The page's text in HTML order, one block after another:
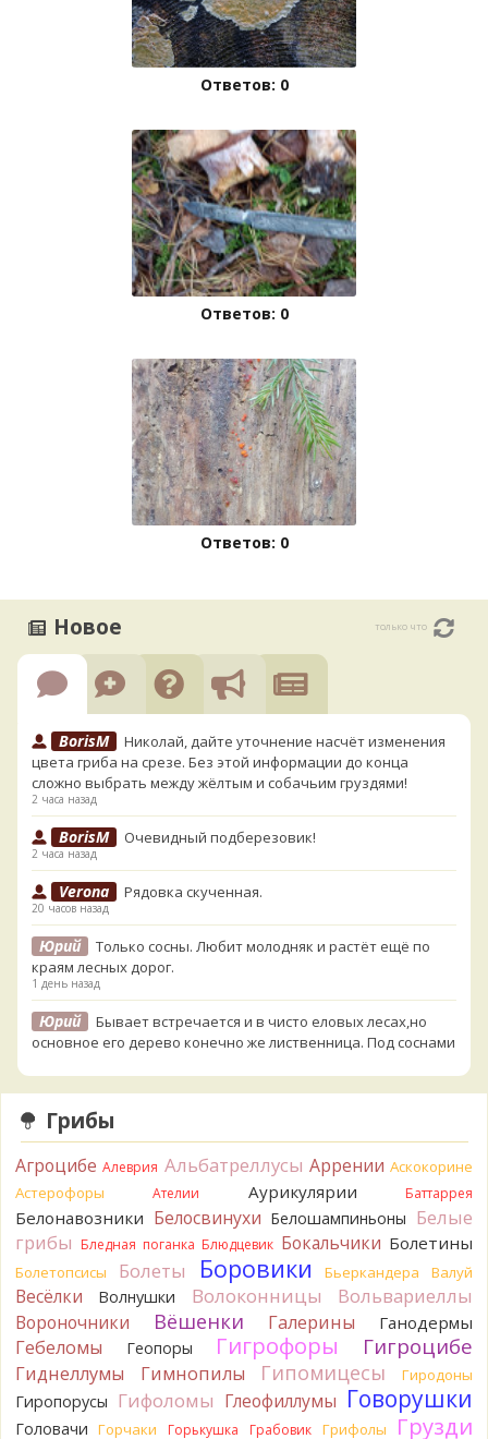
Ответов: 0
Ответов: 0
Ответов: 0
Новое только что
BorisM
Николай, дайте уточнение насчёт изменения
цвета гриба на срезе. Без этой информации до конца
сложно выбрать между жёлтым и собачьим груздями!
2 часа назад
BorisM Очевидный подберезовик!
2 часа назад
Verona Рядовка скученная.
20 часов назад
Юрий
Только сосны. Любит молодняк и растёт ещё по
краям лесных дорог.
1 день назад
Юрий
Бывает встречается и в чисто еловых лесах,но
основное его дерево конечно же лиственница. Под соснами
1 день назад
Katya20
1 день назад
Katya20 Навозник.
1 день назад
Verona Скорее всего он.
2 дня назад
Verona
Что-то из рядовок. Цвета на фото вряд ли
переданы правильно.
2 дня назад
Verona
Рядовка мыльная, судя по пластинкам.
Правильно сделали, что не взяли.
BorisM Подгруздок чёрный, или близкие виды
Грибы
Агроцибе Алеврия Альбатреллусы Аррении Аскокорине
Астерофоры
Ателии Аурикулярии Баттаррея
Белонавозники Белосвинухи Белошампиньоны Белые
грибы Бледная поганка Блюдцевик Бокальчики Болетины
Болетопсисы Болеты Боровики Бьеркандера Валуй
Весёлки Волнушки Волоконницы Вольвариеллы
Вороночники Вёшенки Галерины Ганодермы
Гебеломы Геопоры Гигрофоры Гигроцибе
Гиднеллумы Гимнопилы Гипомицесы Гиродоны
Гиропорусы Гифоломы Глеофиллумы Говорушки
Головачи Горчаки Горькушка Грабовик Грифолы Грузди